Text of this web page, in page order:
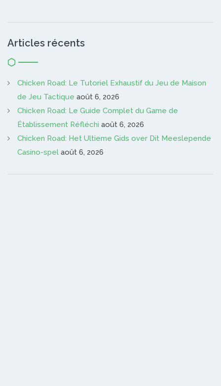
Articles récents
Chicken Road: Le Tutoriel Exhaustif du Jeu de Maison
de Jeu Tactique août 6, 2026
Chicken Road: Le Guide Complet du Game de
Établissement Réfléchi août 6, 2026
Chicken Road: Het Ultieme Gids over Dit Meeslepende
Casino-spel août 6, 2026